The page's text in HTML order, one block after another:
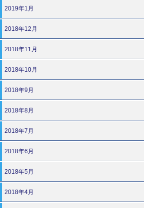
2019年1月
2018年12月
2018年11月
2018年10月
2018年9月
2018年8月
2018年7月
2018年6月
2018年5月
2018年4月